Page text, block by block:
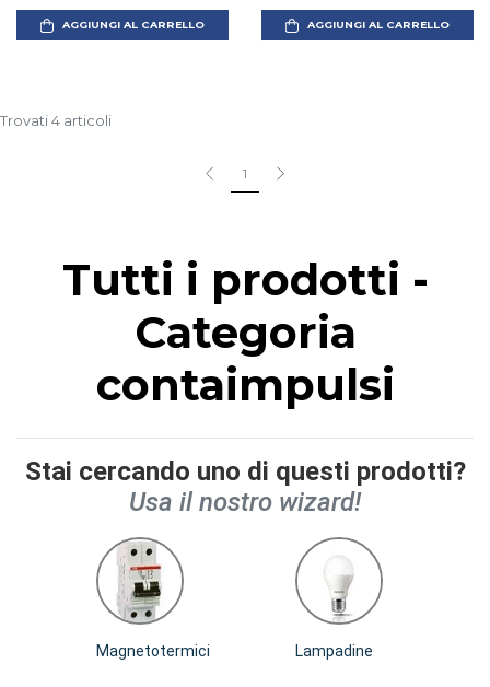
AGGIUNGI AL CARRELLO AGGIUNGI AL CARRELLO
Trovati 4 articoli
1
Tutti i prodotti -
Categoria
contaimpulsi
Stai cercando uno di questi prodotti?
Usa il nostro wizard!
Magnetotermici Lampadine